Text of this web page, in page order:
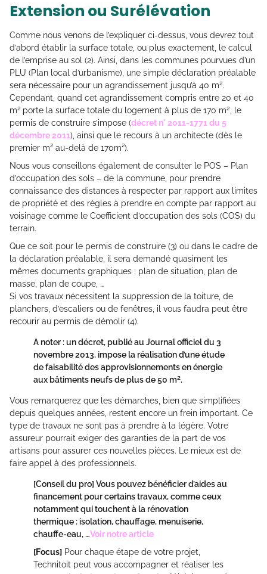
Extension ou Surélévation
Comme nous venons de l’expliquer ci-dessus, vous devrez tout
d’abord établir la surface totale, ou plus exactement, le calcul
de l’emprise au sol (2). Ainsi, dans les communes pourvues d’un
PLU (Plan local d’urbanisme), une simple déclaration préalable
sera nécessaire pour un agrandissement jusqu’à 40 m2.
Cependant, quand cet agrandissement compris entre 20 et 40
m2 porte la surface totale du logement à plus de 170 m2, le
permis de construire s’impose (décret n° 2011-1771 du 5
décembre 2011), ainsi que le recours à un architecte (dès le
premier m² au-delà de 170m²).
Nous vous conseillons également de consulter le POS – Plan
d’occupation des sols – de la commune, pour prendre
connaissance des distances à respecter par rapport aux limites
de propriété et des règles à prendre en compte par rapport au
voisinage comme le Coefficient d’occupation des sols (COS) du
terrain.
Que ce soit pour le permis de construire (3) ou dans le cadre de
la déclaration préalable, il sera demandé quasiment les
mêmes documents graphiques : plan de situation, plan de
masse, plan de coupe, …
Si vos travaux nécessitent la suppression de la toiture, de
planchers, d’escaliers ou de fenêtres, il vous faudra peut être
recourir au permis de démolir (4).
A noter :un décret, publié au Journal officiel du 3
novembre 2013, impose la réalisation d’une étude
de faisabilité des approvisionnements en énergie
aux bâtiments neufs de plus de 50 m2.
Vous remarquerez que les démarches, bien que simplifiées
depuis quelques années, restent encore un frein important. Ce
type de travaux ne sont pas à prendre à la légère. Votre
assureur pourrait exiger des garanties de la part de vos
artisans pour assurer ces nouvelles pièces. Le mieux est de
faire appel à des professionnels.
[Conseil du pro] Vous pouvez bénéficier d’aides au
financement pour certains travaux, comme ceux
notamment qui touchent à la rénovation
thermique : isolation, chauffage, menuiserie,
chauffe-eau, …Voir notre article
[Focus] Pour chaque étape de votre projet,
Technitoit peut vous accompagner et réaliser les